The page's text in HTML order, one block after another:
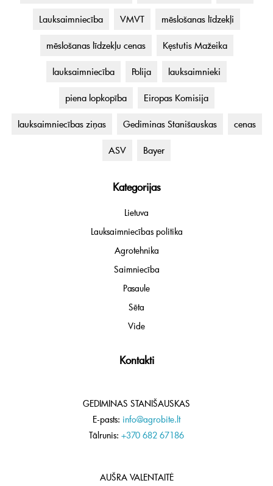
Lauksaimniecība VMVT mēslošanas līdzekļi
mēslošanas līdzekļu cenas Kęstutis Mažeika
lauksaimniecība Polija lauksaimnieki
piena lopkopība Eiropas Komisija
lauksaimniecības ziņas Gediminas Stanišauskas cenas
ASV Bayer
Kategorijas
Lietuva
Lauksaimniecības politika
Agrotehnika
Saimniecība
Pasaule
Sēta
Vide
Kontakti
GEDIMINAS STANIŠAUSKAS
E-pasts: info@agrobite.lt
Tālrunis: +370 682 67186
AUŠRA VALENTAITĖ